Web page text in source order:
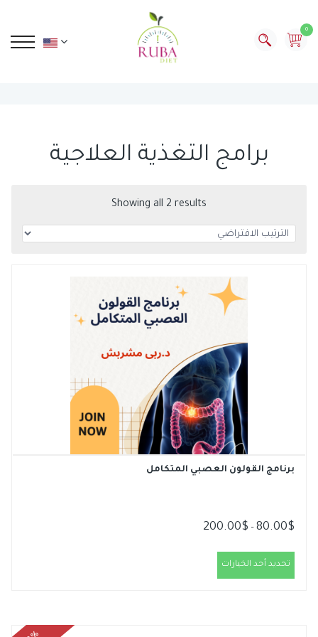
0
برامج التغذية العلاجية
Showing all 2 results
برنامج القولون العصبي المتكامل
80.00$
–
200.00$
تحديد أحد الخيارات